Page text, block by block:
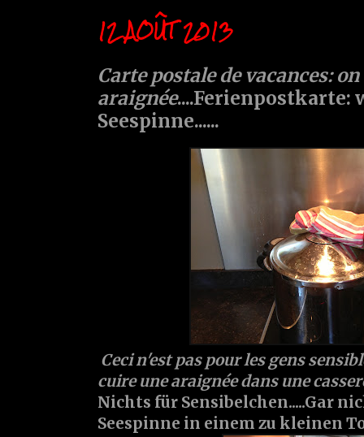
12 AOÛT 2013
Carte postale de vacances:
araignée....Ferienpostkarte:
Seespinne......
Ceci n'est pas pour les gens
cuire une araignée dans une
Nichts für Sensibelchen.....Gar
Seespinne in einem zu kleinen